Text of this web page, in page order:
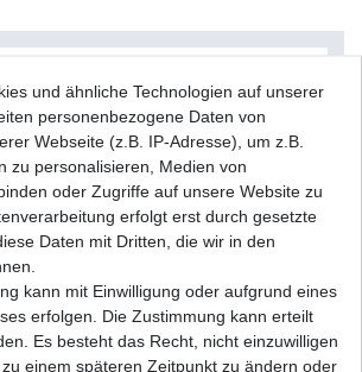
Batterie aus dem Zubehör YB10L-A2
Auslaufartikel Sonderangebot
UVP 50,41 € 35,00 € *
1 Stück | 35,00 € / Stück
und ähnliche Technologien auf unserer
personenbezogene Daten von
Webseite (z.B. IP-Adresse), um z.B.
zu personalisieren, Medien von
oder Zugriffe auf unsere Website zu
erfolgt erst durch gesetzte
Daten mit Dritten, die wir in den
kann mit Einwilligung oder aufgrund eines
erfolgen. Die Zustimmung kann erteilt
Es besteht das Recht, nicht einzuwilligen
einem späteren Zeitpunkt zu ändern oder